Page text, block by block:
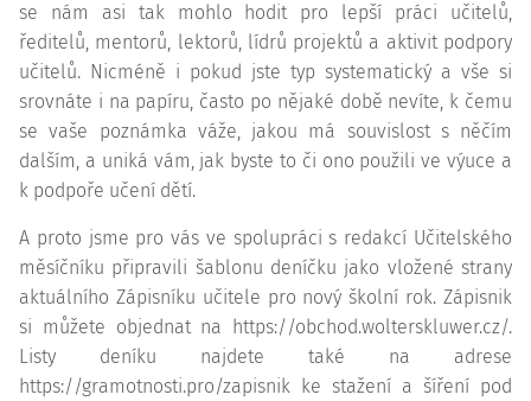
se nám asi tak mohlo hodit pro lepší práci učitelů,
ředitelů, mentorů, lektorů, lídrů projektů a aktivit podpory
učitelů. Nicméně i pokud jste typ systematický a vše si
srovnáte i na papíru, často po nějaké době nevíte, k čemu
se vaše poznámka váže, jakou má souvislost s něčím
dalším, a uniká vám, jak byste to či ono použili ve výuce a
k podpoře učení dětí.
A proto jsme pro vás ve spolupráci s redakcí Učitelského
měsíčníku připravili šablonu deníčku jako vložené strany
aktuálního Zápisníku učitele pro nový školní rok. Zápisnik
si můžete objednat na https://obchod.wolterskluwer.cz/.
Listy deníku najdete také na adrese
https://gramotnosti.pro/zapisnik ke stažení a šíření pod